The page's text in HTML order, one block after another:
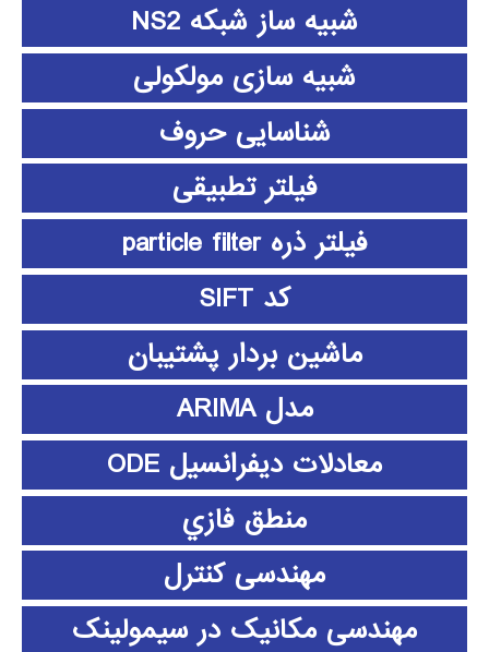
شبیه ساز شبکه NS2
شبیه سازی مولکولی
شناسایی حروف
فیلتر تطبیقی
فیلتر ذره particle filter
کد SIFT
ماشین بردار پشتیبان
مدل ARIMA
معادلات دیفرانسیل ODE
منطق فازي
مهندسی کنترل
مهندسی مکانیک در سیمولینک